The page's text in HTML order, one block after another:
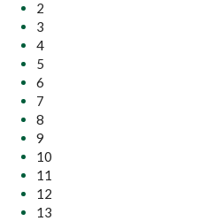
2
3
4
5
6
7
8
9
10
11
12
13